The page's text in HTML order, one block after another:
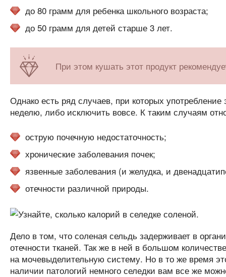
до 80 грамм для ребенка школьного возраста;
до 50 грамм для детей старше 3 лет.
При этом кушать этот продукт
Однако есть ряд случаев, при которых
неделю, либо исключить вовсе. К таким случаям
острую почечную недостаточность;
хронические заболевания почек;
язвенные заболевания (и желудка, и
отечности различной природы.
Дело в том, что соленая сельдь задерживает в
отечности тканей. Так же в ней в большом
на мочевыделительную систему. Но в то же время
наличии патологий немного селедки вам все же